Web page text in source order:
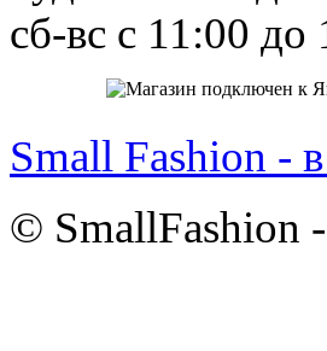
сб-вс с 11:00 до
Small Fashion -
© SmallFashion